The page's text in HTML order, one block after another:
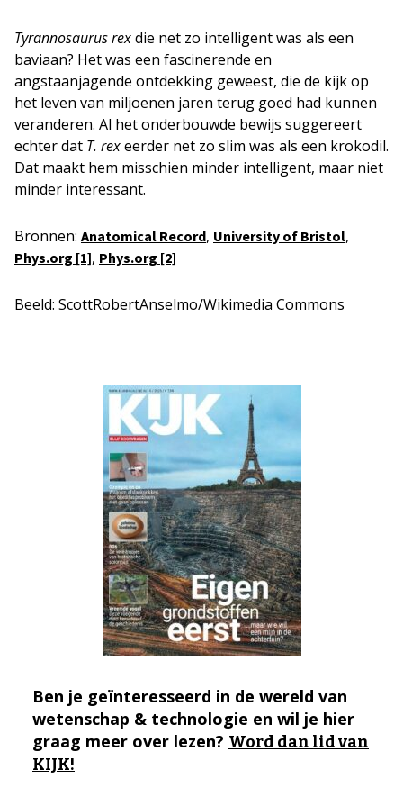
Tyrannosaurus rexdie net zo intelligent was als een
baviaan? Het was een fascinerende en
angstaanjagende ontdekking geweest, die de kijk op
het leven van miljoenen jaren terug goed had kunnen
veranderen. Al het onderbouwde bewijs suggereert
echter dat T. rexeerder net zo slim was als een krokodil.
Dat maakt hem misschien minder intelligent, maar niet
minder interessant.
Bronnen: Anatomical Record, University of Bristol,
Phys.org [1], Phys.org [2]
Beeld: ScottRobertAnselmo/Wikimedia Commons
Ben je geïnteresseerd in de wereld van
wetenschap & technologie en wil je hier
graag meer over lezen? Word dan lid van
KIJK!